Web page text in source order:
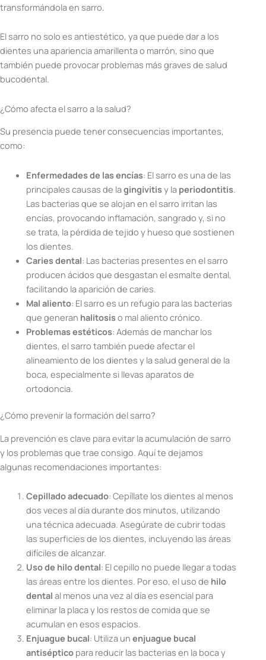
transformándola en sarro.
El sarro no solo es antiestético, ya que puede dar a los
dientes una apariencia amarillenta o marrón, sino que
también puede provocar problemas más graves de salud
bucodental.
¿Cómo afecta el sarro a la salud?
Su presencia puede tener consecuencias importantes,
como:
Enfermedades de las encías: El sarro es una de las
principales causas de lagingivitisy la periodontitis.
Las bacterias que se alojan en el sarro irritan las
encías, provocando inflamación, sangrado y, si no
se trata, la pérdida de tejido y hueso que sostienen
los dientes.
Caries dental: Las bacterias presentes en el sarro
producen ácidos que desgastan el esmalte dental,
facilitando la aparición de caries.
Mal aliento: El sarro es un refugio para las bacterias
que generan halitosiso mal aliento crónico.
Problemas estéticos: Además de manchar los
dientes, el sarro también puede afectar el
alineamiento de los dientes y la salud general de la
boca, especialmente si llevas aparatos de
ortodoncia.
¿Cómo prevenir la formación del sarro?
La prevención es clave para evitar la acumulación de sarro
y los problemas que trae consigo. Aquí te dejamos
algunas recomendaciones importantes:
Cepillado adecuado: Cepíllate los dientes al menos
dos veces al día durante dos minutos, utilizando
una técnica adecuada. Asegúrate de cubrir todas
las superficies de los dientes, incluyendo las áreas
difíciles de alcanzar.
Uso de hilo dental: El cepillo no puede llegar a todas
las áreas entre los dientes. Por eso, el uso de hilo
dental al menos una vez al día es esencial para
eliminar la placa y los restos de comida que se
acumulan en esos espacios.
Enjuague bucal: Utiliza un enjuague bucal
antisépticopara reducir las bacterias en la boca y